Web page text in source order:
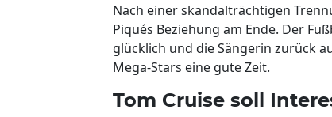
Nach einer skandalträchtigen
Piqués Beziehung am Ende. Der
glücklich und die Sängerin zurück
Mega-Stars eine gute Zeit.
Tom Cruise soll